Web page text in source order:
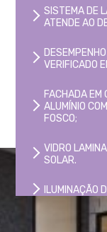
SISTEMA DE
ATENDE AO
VERIFICADO
FACHADA EM
ALUMÍNIO
FOSCO;
VIDRO
SOLAR.
ILUMINAÇÃO